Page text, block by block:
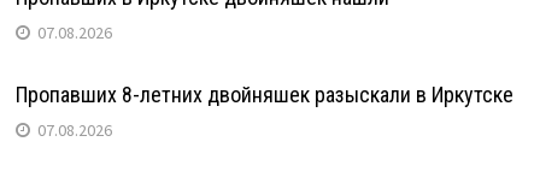
07.08.2026
Пропавших 8-летних двойняшек разыскали в Иркутске
07.08.2026